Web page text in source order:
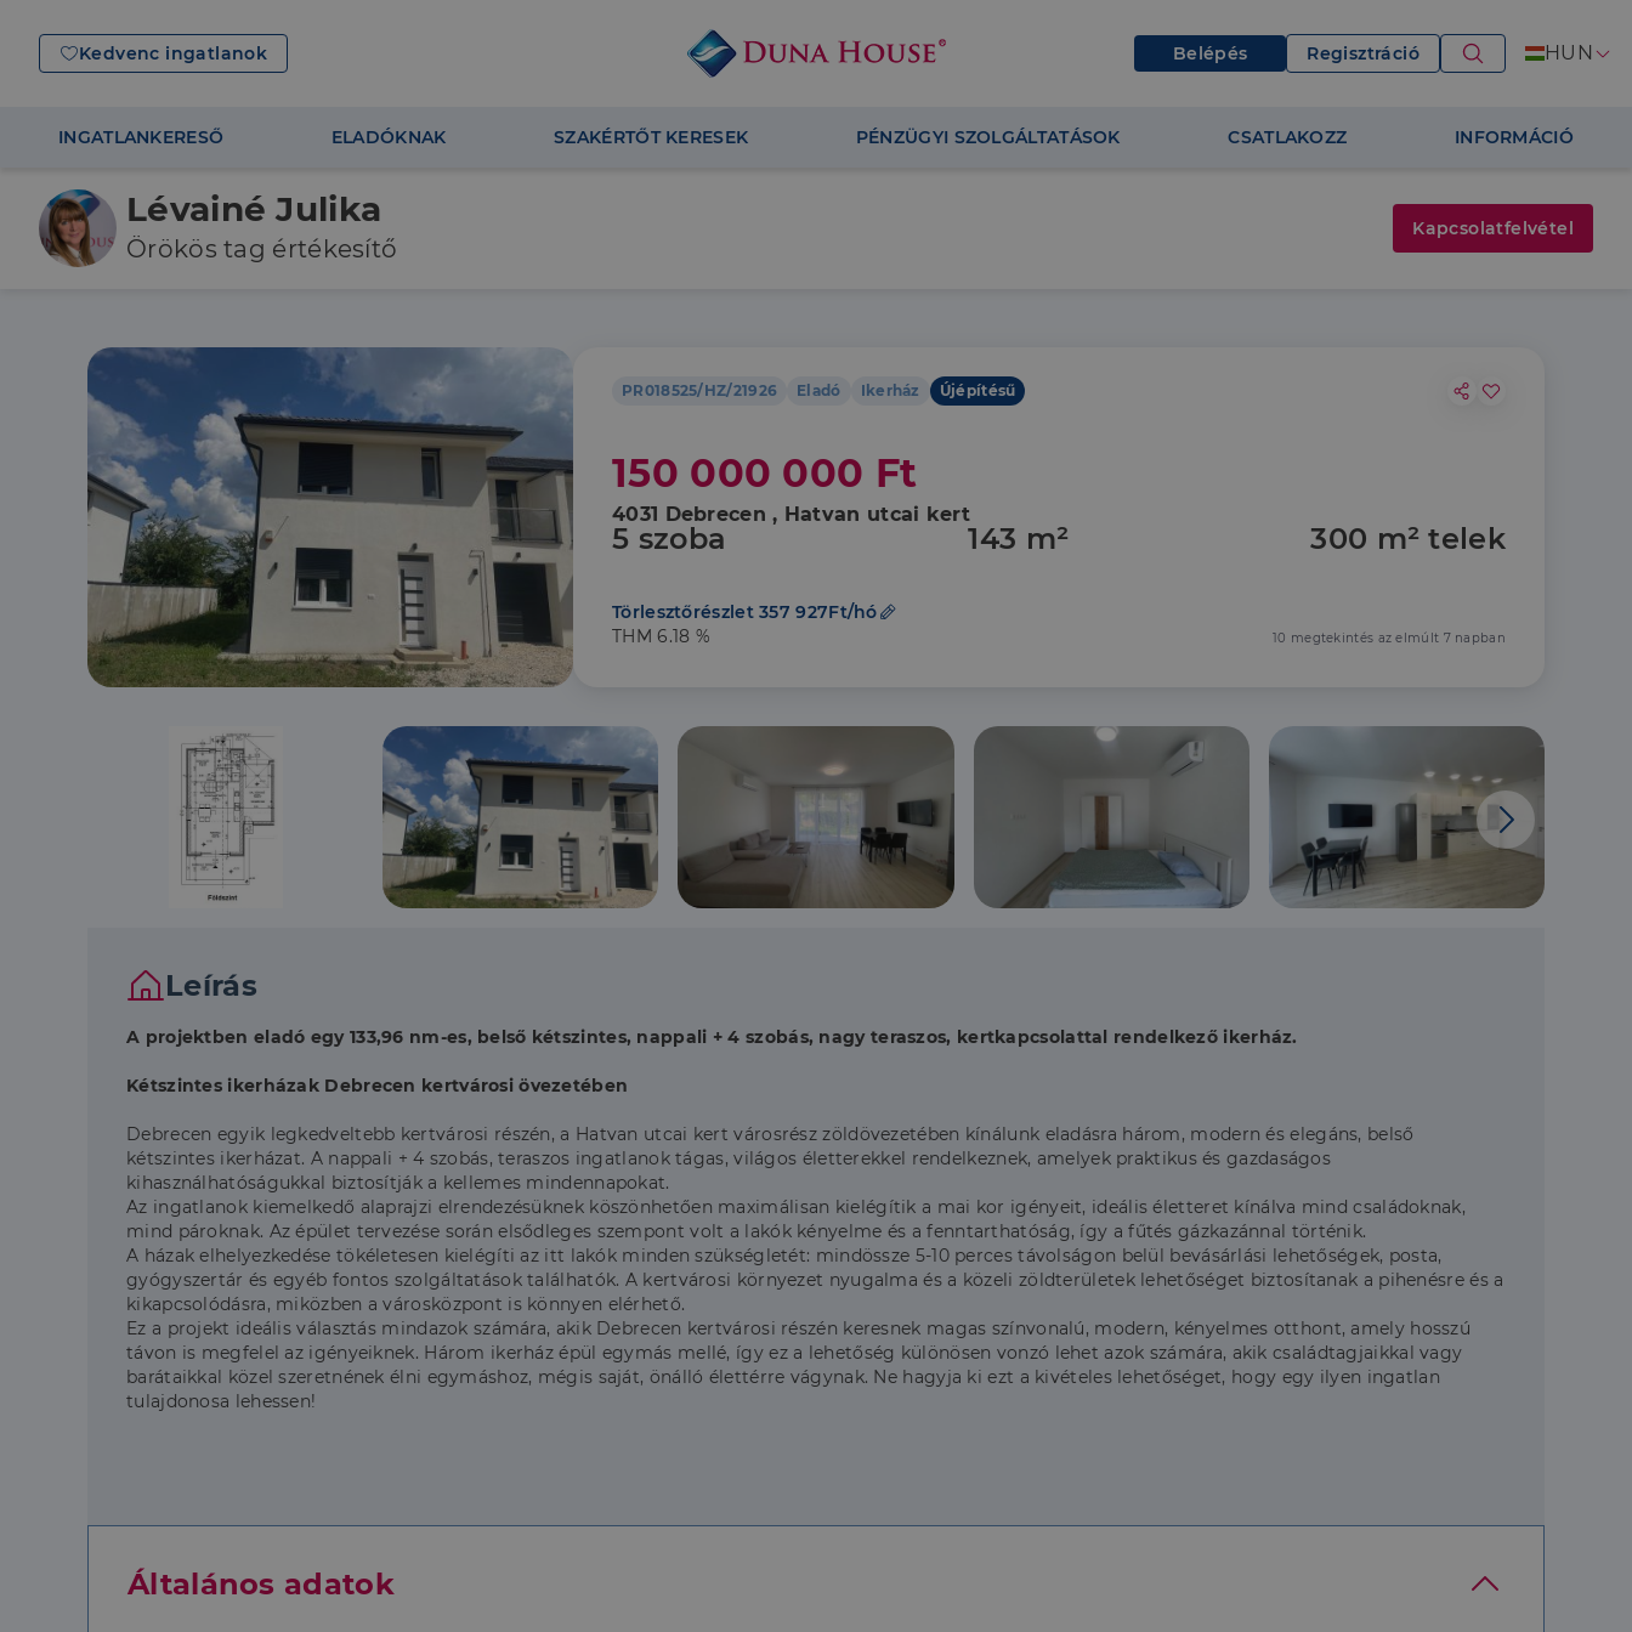
Kedvenc ingatlanok Belépés Regisztráció HUN
INGATLANKERESŐ ELADÓKNAK SZAKÉRTŐT KERESEK PÉNZÜGYI SZOLGÁLTATÁSOK CSATLAKOZZ INFORMÁCIÓ
PR018525/HZ/21926 Eladó Ikerház Újépítésű
150 000 000 Ft
4031 Debrecen , Hatvan utcai kert
5 szoba 143 m² 300 m² telek
Törlesztőrészlet 357 927Ft/hó
THM 6.18 %
10 megtekintés az elmúlt 7 napban
Leírás
A projektben eladó egy 133,96 nm-es, belső kétszintes, nappali + 4 szobás, nagy teraszos, kertkapcsolattal rendelkező ikerház.
Kétszintes ikerházak Debrecen kertvárosi övezetében
Debrecen egyik legkedveltebb kertvárosi részén, a Hatvan utcai kert városrész zöldövezetében kínálunk eladásra három, modern és elegáns, belső
kétszintes ikerházat. A nappali + 4 szobás, teraszos ingatlanok tágas, világos életterekkel rendelkeznek, amelyek praktikus és gazdaságos
kihasználhatóságukkal biztosítják a kellemes mindennapokat.
Az ingatlanok kiemelkedő alaprajzi elrendezésüknek köszönhetően maximálisan kielégítik a mai kor igényeit, ideális életteret kínálva mind családoknak,
mind pároknak. Az épület tervezése során elsődleges szempont volt a lakók kényelme és a fenntarthatóság, így a fűtés gázkazánnal történik.
A házak elhelyezkedése tökéletesen kielégíti az itt lakók minden szükségletét: mindössze 5-10 perces távolságon belül bevásárlási lehetőségek, posta,
gyógyszertár és egyéb fontos szolgáltatások találhatók. A kertvárosi környezet nyugalma és a közeli zöldterületek lehetőséget biztosítanak a pihenésre és a
kikapcsolódásra, miközben a városközpont is könnyen elérhető.
Ez a projekt ideális választás mindazok számára, akik Debrecen kertvárosi részén keresnek magas színvonalú, modern, kényelmes otthont, amely hosszú
távon is megfelel az igényeiknek. Három ikerház épül egymás mellé, így ez a lehetőség különösen vonzó lehet azok számára, akik családtagjaikkal vagy
barátaikkal közel szeretnének élni egymáshoz, mégis saját, önálló élettérre vágynak. Ne hagyja ki ezt a kivételes lehetőséget, hogy egy ilyen ingatlan
tulajdonosa lehessen!
Általános adatok
Lévainé Julika
Örökös tag értékesítő
Kapcsolatfelvétel